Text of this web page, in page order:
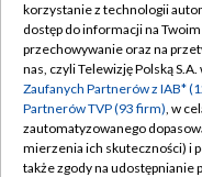
Abonament TVP
Emisja w TVP
Centrum informacji
Naziemna Telewizja
korzystanie z technologii
dostęp do informacji na
przechowywanie oraz na
nas, czyli Telewizję Polską
Zaufanych Partnerów z IAB*
Partnerów TVP (93 firm), w
zautomatyzowanego
mierzenia ich skuteczności) i
także zgody na udostępnianie